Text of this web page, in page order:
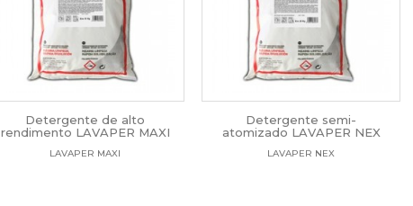
Detergente de alto
rendimento LAVAPER MAXI
LAVAPER MAXI
Detergente semi-
atomizado LAVAPER NEX
LAVAPER NEX